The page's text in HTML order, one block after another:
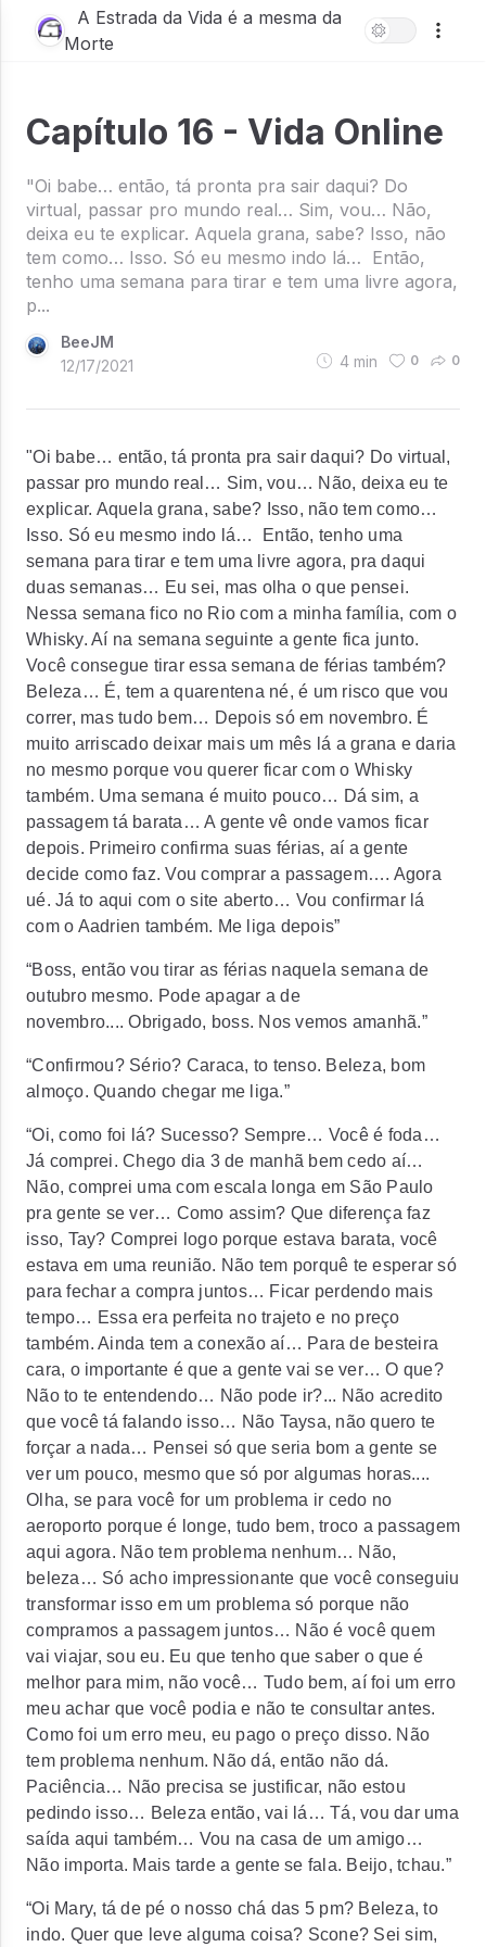
A Estrada da Vida é a mesma da
Morte
Capítulo 16 - Vida Online
"Oi babe… então, tá pronta pra sair daqui? Do
virtual, passar pro mundo real… Sim, vou… Não,
deixa eu te explicar. Aquela grana, sabe? Isso, não
tem como… Isso. Só eu mesmo indo lá… Então,
tenho uma semana para tirar e tem uma livre agora,
p...
BeeJM
12/17/2021
4 min 0 0
"Oi babe… então, tá pronta pra sair daqui? Do virtual,
passar pro mundo real… Sim, vou… Não, deixa eu te
explicar. Aquela grana, sabe? Isso, não tem como…
Isso. Só eu mesmo indo lá…
Então, tenho uma
semana para tirar e tem uma livre agora, pra daqui
duas semanas… Eu sei, mas olha o que pensei.
Nessa semana fico no Rio com a minha família, com o
Whisky. Aí na semana seguinte a gente fica junto.
Você consegue tirar essa semana de férias também?
Beleza… É, tem a quarentena né, é um risco que vou
correr, mas tudo bem… Depois só em novembro. É
muito arriscado deixar mais um mês lá a grana e daria
no mesmo porque vou querer ficar com o Whisky
também. Uma semana é muito pouco… Dá sim, a
passagem tá barata… A gente vê onde vamos ficar
depois. Primeiro confirma suas férias, aí a gente
decide como faz. Vou comprar a passagem…. Agora
ué. Já to aqui com o site aberto… Vou confirmar lá
com o Aadrien também. Me liga depois”
“Boss, então vou tirar as férias naquela semana de
outubro mesmo. Pode apagar a de
novembro....Obrigado, boss. Nos vemos amanhã.”
“Confirmou? Sério? Caraca, to tenso. Beleza, bom
almoço. Quando chegar me liga.”
“Oi, como foi lá? Sucesso? Sempre… Você é foda…
Já comprei. Chego dia 3 de manhã bem cedo aí…
Não, comprei uma com escala longa em São Paulo
pra gente se ver… Como assim? Que diferença faz
isso, Tay? Comprei logo porque estava barata, você
estava em uma reunião. Não tem porquê te esperar só
para fechar a compra juntos… Ficar perdendo mais
tempo… Essa era perfeita no trajeto e no preço
também. Ainda tem a conexão aí… Para de besteira
cara, o importante é que a gente vai se ver… O que?
Não to te entendendo… Não pode ir?... Não acredito
que você tá falando isso… Não Taysa, não quero te
forçar a nada… Pensei só que seria bom a gente se
ver um pouco, mesmo que só por algumas horas....
Olha, se para você for um problema ir cedo no
aeroporto porque é longe, tudo bem, troco a passagem
aqui agora. Não tem problema nenhum… Não,
beleza… Só acho impressionante que você conseguiu
transformar isso em um problema só porque não
compramos a passagem juntos… Não é você quem
vai viajar, sou eu. Eu que tenho que saber o que é
melhor para mim, não você… Tudo bem, aí foi um erro
meu achar que você podia e não te consultar antes.
Como foi um erro meu, eu pago o preço disso. Não
tem problema nenhum. Não dá, então não dá.
Paciência… Não precisa se justificar, não estou
pedindo isso… Beleza então, vai lá… Tá, vou dar uma
saída aqui também… Vou na casa de um amigo…
Não importa. Mais tarde a gente se fala. Beijo, tchau.”
“Oi Mary, tá de pé o nosso chá das 5 pm? Beleza, to
indo. Quer que leve alguma coisa? Scone? Sei sim,